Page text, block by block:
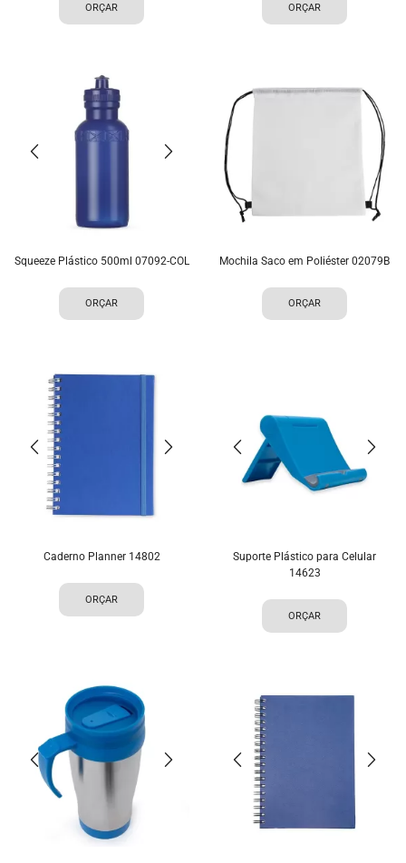
ORÇAR ORÇAR
Squeeze Plástico 500ml 07092-COL
ORÇAR
Mochila Saco em Poliéster 02079B
ORÇAR
Caderno Planner 14802
ORÇAR
Suporte Plástico para Celular
14623
ORÇAR